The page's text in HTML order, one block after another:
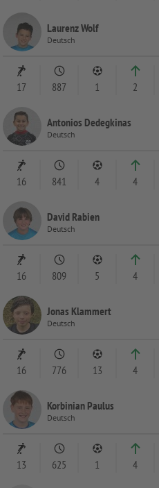
Laurenz Wolf
Deutsch
17 887 1 2
Antonios Dedegkinas
Deutsch
16 841 4 4
David Rabien
Deutsch
16 809 5 4
Jonas Klammert
Deutsch
16 776 13 4
Korbinian Paulus
Deutsch
13 625 1 4